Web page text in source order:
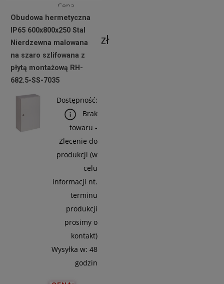
Cena
netto:
1 584,55 zł
Obudowa hermetyczna
IP65 600x800x250 Stal
Nierdzewna malowana
na szaro szlifowana z
płytą montażową RH-
682.5-SS-7035
Dostępność:
Brak
towaru -
Zlecenie do
produkcji (w
celu
informacji nt.
terminu
produkcji
prosimy o
kontakt)
Wysyłka w: 48
godzin